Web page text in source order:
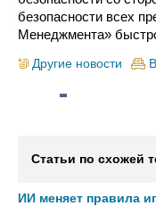
безопасности всех
Менеджмента»
Другие новости
Статьи по схожей
ИИ меняет правила